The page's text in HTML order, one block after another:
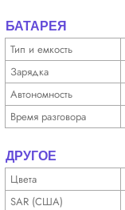
БАТАРЕЯ
Тип и емкость
Зарядка
Автоно­мность
Время разговора
ДРУГОЕ
Цвета
SAR (США)